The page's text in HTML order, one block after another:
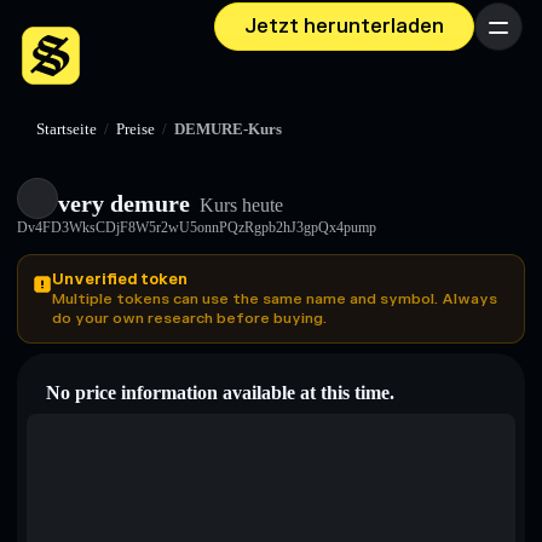
Jetzt herunterladen Menü
Startseite / Preise / DEMURE-Kurs
very demure Kurs heute
Dv4FD3WksCDjF8W5r2wU5onnPQzRgpb2hJ3gpQx4pump
Unverified token
Multiple tokens can use the same name and symbol. Always
do your own research before buying.
No price information available at this time.